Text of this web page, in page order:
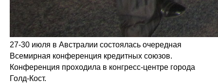
27-30 июля в Австралии состоялась очередная
Всемирная конференция кредитных союзов.
Конференция проходила в конгресс-центре города
Голд-Кост.